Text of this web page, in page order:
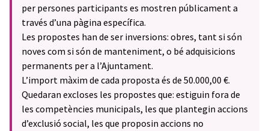
per persones participants es mostren públicament a
través d’una pàgina específica.
Les propostes han de ser inversions: obres, tant si són
noves com si són de manteniment, o bé adquisicions
permanents per a l’Ajuntament.
L’import màxim de cada proposta és de 50.000,00 €.
Quedaran excloses les propostes que: estiguin fora de
les competències municipals, les que plantegin accions
d’exclusió social, les que proposin accions no